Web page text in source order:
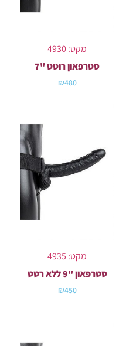
מקט: 4930
סטרפאון רוטט "7
₪480
מקט: 4935
סטרפאון "9 ללא רטט
₪450